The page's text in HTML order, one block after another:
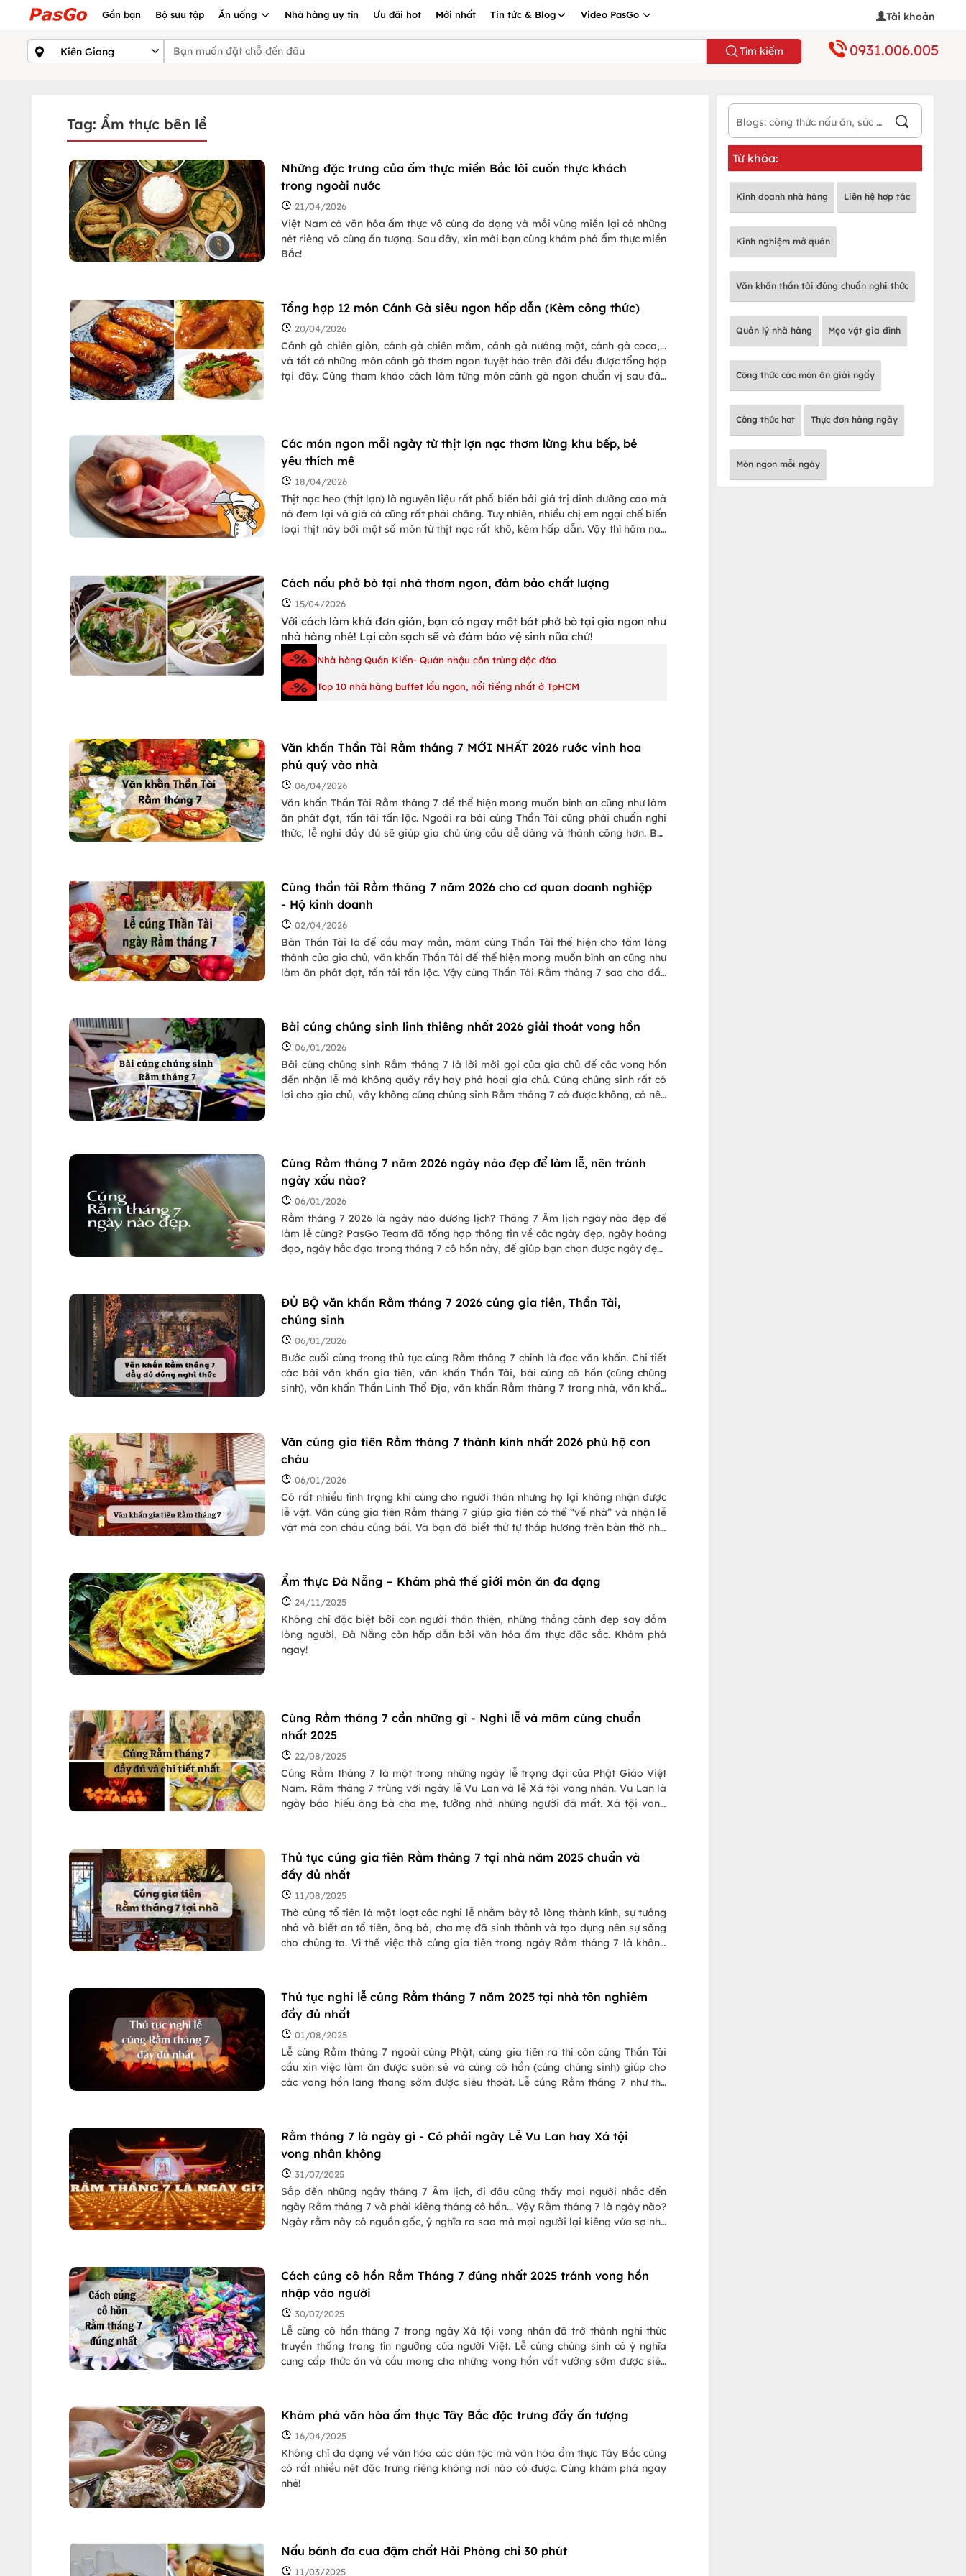
Gần bạn Bộ sưu tập Ăn uống Nhà hàng uy tín Ưu đãi hot Mới nhất Tin tức & Blog Video PasGo Tài khoản
Tìm kiếm 0931.006.005
Tag: Ẩm thực bên lề
Những đặc trưng của ẩm thực miền Bắc lôi cuốn thực khách
trong ngoài nước
21/04/2026
Việt Nam có văn hóa ẩm thực vô cùng đa dạng và mỗi vùng miền lại có những
nét riêng vô cùng ấn tượng. Sau đây, xin mời bạn cùng khám phá ẩm thực miền
Bắc!
Tổng hợp 12 món Cánh Gà siêu ngon hấp dẫn (Kèm công thức)
20/04/2026
Cánh gà chiên giòn, cánh gà chiên mắm, cánh gà nướng mật, cánh gà coca,...
và tất cả những món cánh gà thơm ngon tuyệt hảo trên đời đều được tổng hợp
tại đây. Cùng tham khảo cách làm từng món cánh gà ngon chuẩn vị sau đây
Các món ngon mỗi ngày từ thịt lợn nạc thơm lừng khu bếp, bé
yêu thích mê
18/04/2026
Thịt nạc heo (thịt lợn) là nguyên liệu rất phổ biến bởi giá trị dinh dưỡng cao mà
nó đem lại và giá cả cũng rất phải chăng. Tuy nhiên, nhiều chị em ngại chế biến
loại thịt này bởi một số món từ thịt nạc rất khô, kém hấp dẫn. Vậy thì hôm nay
Cách nấu phở bò tại nhà thơm ngon, đảm bảo chất lượng
15/04/2026
Với cách làm khá đơn giản, bạn có ngay một bát phở bò tại gia ngon như
nhà hàng nhé! Lại còn sạch sẽ và đảm bảo vệ sinh nữa chứ!
Nhà hàng Quán Kiến- Quán nhậu côn trùng độc đáo
Top 10 nhà hàng buffet lẩu ngon, nổi tiếng nhất ở TpHCM
Văn khấn Thần Tài Rằm tháng 7 MỚI NHẤT 2026 rước vinh hoa
phú quý vào nhà
06/04/2026
Văn khấn Thần Tài Rằm tháng 7 để thể hiện mong muốn bình an cũng như làm
ăn phát đạt, tấn tài tấn lộc. Ngoài ra bài cúng Thần Tài cũng phải chuẩn nghi
thức, lễ nghi đầy đủ sẽ giúp gia chủ ứng cầu dễ dàng và thành công hơn. Bài
Cúng thần tài Rằm tháng 7 năm 2026 cho cơ quan doanh nghiệp
- Hộ kinh doanh
02/04/2026
Bàn Thần Tài là để cầu may mắn, mâm cúng Thần Tài thể hiện cho tấm lòng
thành của gia chủ, văn khấn Thần Tài để thể hiện mong muốn bình an cũng như
làm ăn phát đạt, tấn tài tấn lộc. Vậy cúng Thần Tài Rằm tháng 7 sao cho đầy
Bài cúng chúng sinh linh thiêng nhất 2026 giải thoát vong hồn
06/01/2026
Bài cúng chúng sinh Rằm tháng 7 là lời mời gọi của gia chủ để các vong hồn
đến nhận lễ mà không quấy rầy hay phá hoại gia chủ. Cúng chúng sinh rất có
lợi cho gia chủ, vậy không cúng chúng sinh Rằm tháng 7 có được không, có nên
Cúng Rằm tháng 7 năm 2026 ngày nào đẹp để làm lễ, nên tránh
ngày xấu nào?
06/01/2026
Rằm tháng 7 2026 là ngày nào dương lịch? Tháng 7 Âm lịch ngày nào đẹp để
làm lễ cúng? PasGo Team đã tổng hợp thông tin về các ngày đẹp, ngày hoàng
đạo, ngày hắc đạo trong tháng 7 cô hồn này, để giúp bạn chọn được ngày đẹp,
ĐỦ BỘ văn khấn Rằm tháng 7 2026 cúng gia tiên, Thần Tài,
chúng sinh
06/01/2026
Bước cuối cùng trong thủ tục cúng Rằm tháng 7 chính là đọc văn khấn. Chi tiết
các bài văn khấn gia tiên, văn khấn Thần Tài, bài cúng cô hồn (cúng chúng
sinh), văn khấn Thần Linh Thổ Địa, văn khấn Rằm tháng 7 trong nhà, văn khấn
Văn cúng gia tiên Rằm tháng 7 thành kính nhất 2026 phù hộ con
cháu
06/01/2026
Có rất nhiều tình trạng khi cúng cho người thân nhưng họ lại không nhận được
lễ vật. Văn cúng gia tiên Rằm tháng 7 giúp gia tiên có thể “về nhà” và nhận lễ
vật mà con cháu cúng bái. Và bạn đã biết thứ tự thắp hương trên bàn thờ nhà
Ẩm thực Đà Nẵng – Khám phá thế giới món ăn đa dạng
24/11/2025
Không chỉ đặc biệt bởi con người thân thiện, những thắng cảnh đẹp say đắm
lòng người, Đà Nẵng còn hấp dẫn bởi văn hóa ẩm thực đặc sắc. Khám phá
ngay!
Cúng Rằm tháng 7 cần những gì - Nghi lễ và mâm cúng chuẩn
nhất 2025
22/08/2025
Cúng Rằm tháng 7 là một trong những ngày lễ trọng đại của Phật Giáo Việt
Nam. Rằm tháng 7 trùng với ngày lễ Vu Lan và lễ Xá tội vong nhân. Vu Lan là
ngày báo hiếu ông bà cha mẹ, tưởng nhớ những người đã mất. Xá tội vong
Thủ tục cúng gia tiên Rằm tháng 7 tại nhà năm 2025 chuẩn và
đầy đủ nhất
11/08/2025
Thờ cúng tổ tiên là một loạt các nghi lễ nhằm bày tỏ lòng thành kính, sự tưởng
nhớ và biết ơn tổ tiên, ông bà, cha mẹ đã sinh thành và tạo dựng nên sự sống
cho chúng ta. Vì thế việc thờ cúng gia tiên trong ngày Rằm tháng 7 là không
Thủ tục nghi lễ cúng Rằm tháng 7 năm 2025 tại nhà tôn nghiêm
đầy đủ nhất
01/08/2025
Lễ cúng Rằm tháng 7 ngoài cúng Phật, cúng gia tiên ra thì còn cúng Thần Tài
cầu xin việc làm ăn được suôn sẻ và cúng cô hồn (cúng chúng sinh) giúp cho
các vong hồn lang thang sớm được siêu thoát. Lễ cúng Rằm tháng 7 như thế
Rằm tháng 7 là ngày gì - Có phải ngày Lễ Vu Lan hay Xá tội
vong nhân không
31/07/2025
Sắp đến những ngày tháng 7 Âm lịch, đi đâu cũng thấy mọi người nhắc đến
ngày Rằm tháng 7 và phải kiêng tháng cô hồn... Vậy Rằm tháng 7 là ngày nào?
Ngày rằm này có nguồn gốc, ý nghĩa ra sao mà mọi người lại kiêng vừa sợ như
Cách cúng cô hồn Rằm Tháng 7 đúng nhất 2025 tránh vong hồn
nhập vào người
30/07/2025
Lễ cúng cô hồn tháng 7 trong ngày Xá tội vong nhân đã trở thành nghi thức
truyền thống trong tín ngưỡng của người Việt. Lễ cúng chúng sinh có ý nghĩa
cung cấp thức ăn và cầu mong cho những vong hồn vất vưởng sớm được siêu
Khám phá văn hóa ẩm thực Tây Bắc đặc trưng đầy ấn tượng
16/04/2025
Không chỉ đa dạng về văn hóa các dân tộc mà văn hóa ẩm thực Tây Bắc cũng
có rất nhiều nét đặc trưng riêng không nơi nào có được. Cùng khám phá ngay
nhé!
Nấu bánh đa cua đậm chất Hải Phòng chỉ 30 phút
11/03/2025
Từ khóa:
Kinh doanh nhà hàng Liên hệ hợp tác
Kinh nghiệm mở quán
Văn khấn thần tài đúng chuẩn nghi thức
Quản lý nhà hàng Mẹo vặt gia đình
Công thức các món ăn giải ngấy
Công thức hot Thực đơn hàng ngày
Món ngon mỗi ngày